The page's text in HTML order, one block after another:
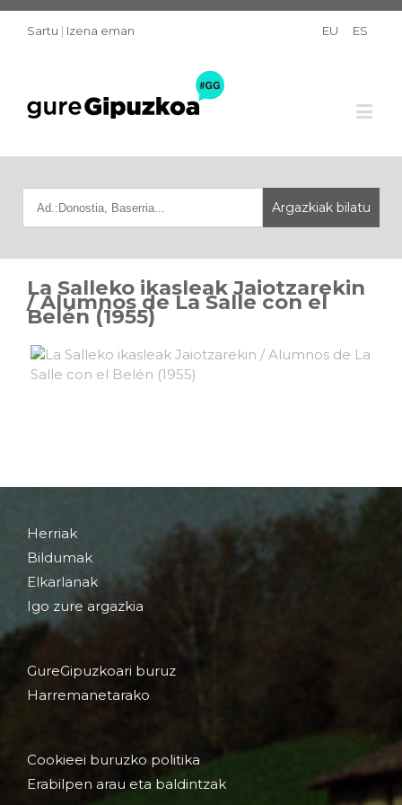
Sartu | Izena eman EU ES
La Salleko ikasleak Jaiotzarekin
/ Alumnos de La Salle con el
Belén (1955)
Herriak
Bildumak
Elkarlanak
Igo zure argazkia
GureGipuzkoari buruz
Harremanetarako
Cookieei buruzko politika
Erabilpen arau eta baldintzak